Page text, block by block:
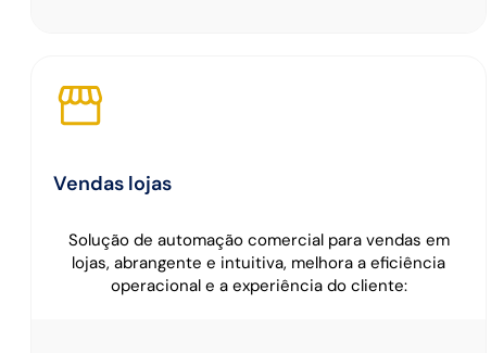
Vendas lojas
Solução de automação comercial para vendas em
lojas, abrangente e intuitiva, melhora a eficiência
operacional e a experiência do cliente: